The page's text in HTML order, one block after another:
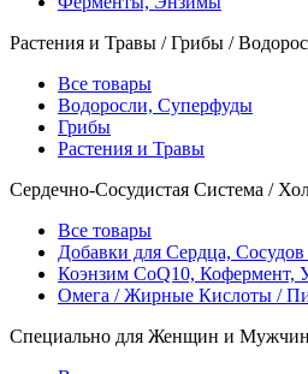
Растения и Травы / Грибы /
Все товары
Водоросли, Суперфуды
Грибы
Растения и Травы
Сердечно-Сосудистая Система /
Все товары
Добавки для Сердца,
Коэнзим CoQ10, Кофермент,
Омега / Жирные Кислоты /
Специально для Женщин и Мужчин